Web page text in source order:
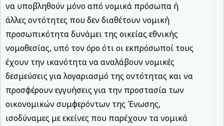
να υποβληθούν μόνο από νομικά πρόσωπα ή
άλλες οντότητες που δεν διαθέτουν νομική
προσωπικότητα δυνάμει της οικείας εθνικής
νομοθεσίας, υπό τον όρο ότι οι εκπρόσωποί τους
έχουν την ικανότητα να αναλάβουν νομικές
δεσμεύσεις για λογαριασμό της οντότητας και να
προσφέρουν εγγυήσεις για την προστασία των
οικονο­μικών συμφερόντων της Ένωσης,
ισοδύναμες με εκείνες που παρέχουν τα νομικά